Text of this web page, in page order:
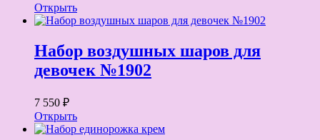
Открыть
Набор воздушных шаров для
девочек №1902
7 550 ₽
Открыть